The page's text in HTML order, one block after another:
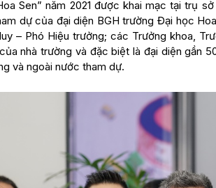
Sen” năm 2021 được khai mạc tại trụ
dự của đại diện BGH trường Đại học
– Phó Hiệu trưởng; các Trưởng khoa,
nhà trường và đặc biệt là đại diện gần
và ngoài nước tham dự.